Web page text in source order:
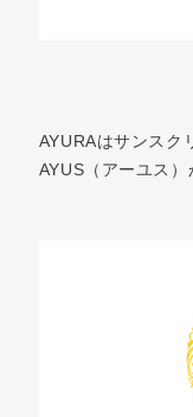
AYURAはサンスク
AYUS（アーユス）